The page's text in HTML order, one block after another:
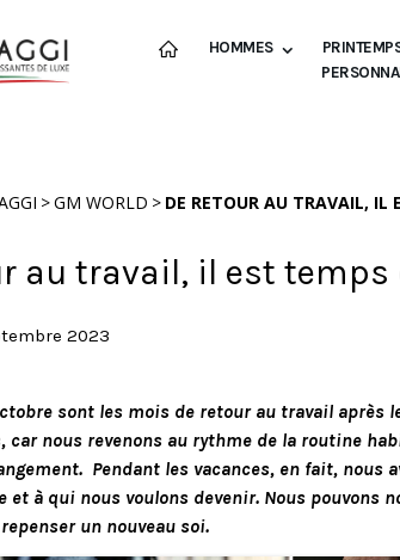
HOMMES
>GM WORLD > DE RETOUR AU TRAVAIL, IL
au travail, il est temps
2023
sont les mois de retour au travail après
car nous revenons au rythme de la routine
Pendant les vacances, en fait, nous
et à qui nous voulons devenir. Nous pouvons
un nouveau soi.